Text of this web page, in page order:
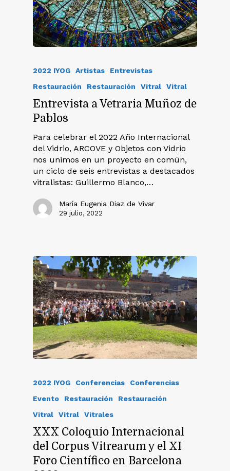
2022 IYOG Artistas
Entrevistas
Restauración
Restauración Vitral Vitral
Entrevista a Vetraria Muñoz de
Pablos
Para celebrar el 2022 Año Internacional
del Vidrio, ARCOVE y Objetos con Vidrio
nos unimos en un proyecto en común,
un ciclo de seis entrevistas a destacados
vitralistas: Guillermo Blanco,…
María Eugenia Diaz de Vivar
29 julio, 2022
2022 IYOG Conferencias
Conferencias
Evento
Restauración
Restauración
Vitral
Vitral Vitrales
XXX Coloquio Internacional
del Corpus Vitrearum y el XI
Foro Científico en Barcelona